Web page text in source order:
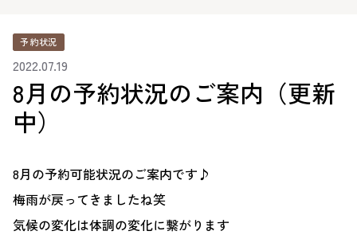
予約状況
2022.07.19
8月の予約状況のご案内（更新
中）
8月の予約可能状況のご案内です♪
梅雨が戻ってきましたね笑
気候の変化は体調の変化に繋がります